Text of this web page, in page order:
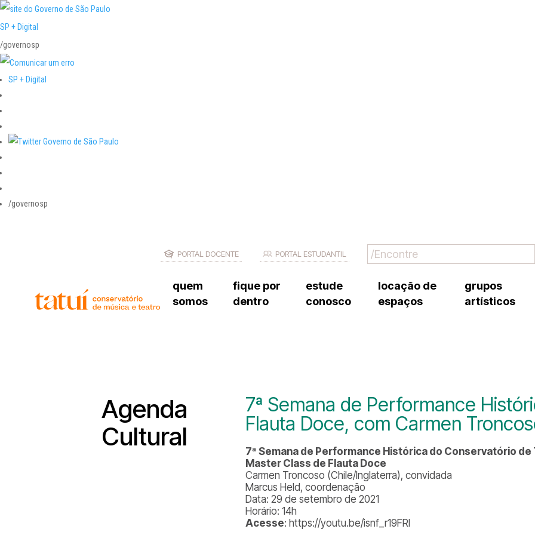
SP + Digital
/governosp
SP + Digital
/governosp
PORTAL DOCENTE PORTAL ESTUDANTIL
quem
somos
fique por
dentro
estude
conosco
locação de
espaços
grupos
artísticos
trabalhe
Agenda
Cultural
7ª Semana de Performance
Flauta Doce, com Carmen
7ª Semana de Performance Histórica do Conservatório de
Master Class de Flauta Doce
Carmen Troncoso (Chile/Inglaterra), convidada
Marcus Held, coordenação
Data: 29 de setembro de 2021
Horário: 14h
Acesse: https://youtu.be/isnf_r19FRI